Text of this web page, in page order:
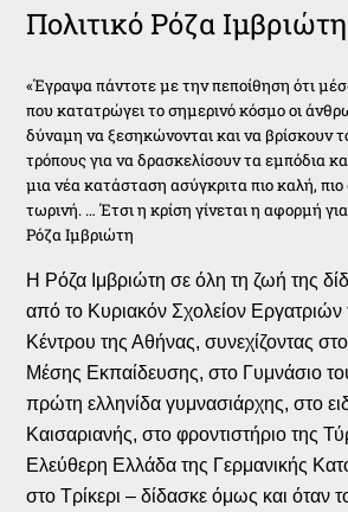
Πολιτικό Ρόζα Ιμβριώτη
«Έγραψα πάντοτε με την πεποίθηση ότι
που κατατρώγει το σημερινό κόσμο οι
δύναμη να ξεσηκώνονται και να βρίσκουν
τρόπους για να δρασκελίσουν τα εμπόδια
μια νέα κατάσταση ασύγκριτα πιο καλή,
τωρινή. … Έτσι η κρίση γίνεται η αφορμή
Ρόζα Ιμβριώτη
Η Ρόζα Ιμβριώτη σε όλη τη ζωή της
από το Κυριακόν Σχολείον Εργατριών
Κέντρου της Αθήνας, συνεχίζοντας
Μέσης Εκπαίδευσης, στο Γυμνάσιο
πρώτη ελληνίδα γυμνασιάρχης, στο
Καισαριανής, στο φροντιστήριο της
Ελεύθερη Ελλάδα της Γερμανικής
στο Τρίκερι – δίδασκε όμως και όταν